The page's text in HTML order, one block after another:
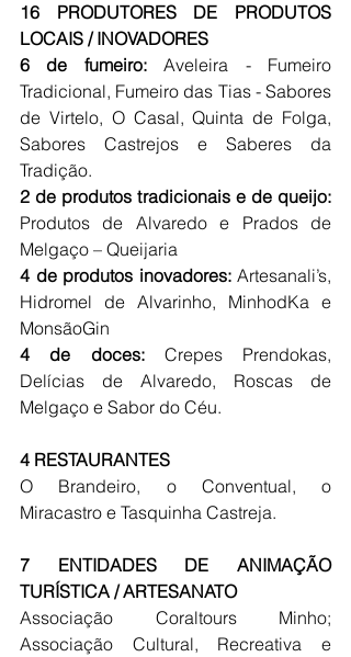
16 PRODUTORES DE PRODUTOS
LOCAIS / INOVADORES
6 de fumeiro: Aveleira - Fumeiro
Tradicional, Fumeiro das Tias - Sabores
de Virtelo, O Casal, Quinta de Folga,
Sabores Castrejos e Saberes da
Tradição.
2 de produtos tradicionais e de queijo:
Produtos de Alvaredo e Prados de
Melgaço – Queijaria
4 de produtos inovadores: Artesanali’s,
Hidromel de Alvarinho, MinhodKa e
MonsãoGin
4 de doces:
Crepes Prendokas,
Delícias de Alvaredo,
Roscas de
Melgaço e Sabor do Céu.
4 RESTAURANTES
O Brandeiro, o Conventual, o
Miracastro e Tasquinha Castreja.
7 ENTIDADES DE ANIMAÇÃO
TURÍSTICA / ARTESANATO
Associação Coraltours Minho;
Associação Cultural, Recreativa e